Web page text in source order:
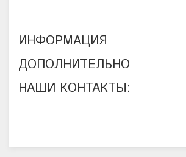
ИНФОРМАЦИЯ
ДОПОЛНИТЕЛЬНО
НАШИ КОНТАКТЫ: